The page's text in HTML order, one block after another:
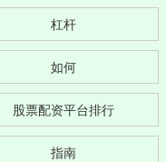
杠杆
如何
股票配资平台排行
指南